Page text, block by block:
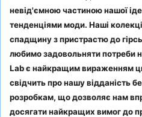
невід'ємною частиною нашої
тенденціями моди. Наші
спадщину з пристрастю до
любимо задовольняти потреби
Lab є найкращим вираженням
свідчить про нашу відданість
розробкам, що дозволяє нам
досягати найкращих вимог до